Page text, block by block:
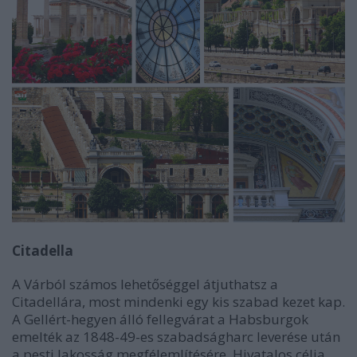
Citadella
A Várból számos lehetőséggel átjuthatsz a
Citadellára, most mindenki egy kis szabad kezet kap.
A Gellért-hegyen álló fellegvárat a Habsburgok
emelték az 1848-49-es szabadságharc leverése után